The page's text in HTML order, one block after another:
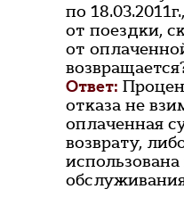
по
от поездки,
от
Ответ:
отказа не
оплаченная
возврату,